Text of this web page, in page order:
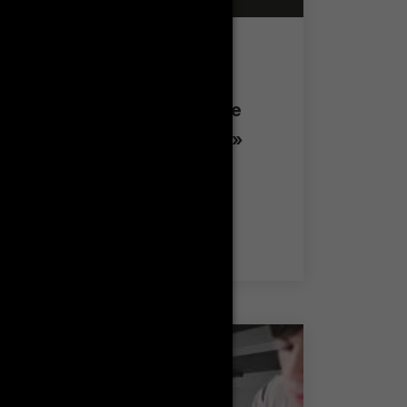
actives : Vers une meilleure
qualité de l’enseignement »